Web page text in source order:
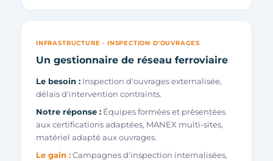
INFRASTRUCTURE · INSPECTION D'OUVRAGES
Un gestionnaire de réseau ferroviaire
Le besoin : Inspection d'ouvrages externalisée,
délais d'intervention contraints.
Notre réponse : Équipes formées et présentées
aux certifications adaptées, MANEX multi-sites,
matériel adapté aux ouvrages.
Le gain :Campagnes d'inspection internalisées,